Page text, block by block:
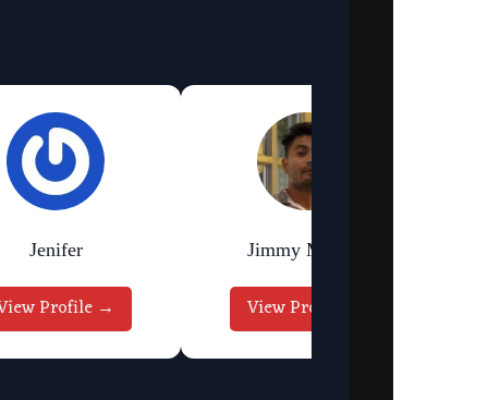
Jenifer
Profile →
Jimmy Murmu
View Profile →